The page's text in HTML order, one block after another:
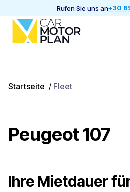
Rufen Sie uns an+30
Startseite / Fleet
Peugeot 107
Ihre Mietdauer